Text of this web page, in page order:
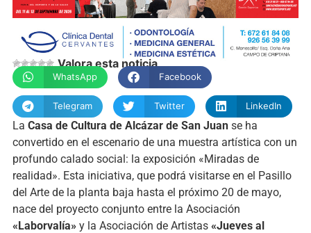
Valora esta noticia
WhatsApp Facebook
Telegram Twitter LinkedIn
La Casa de Cultura de Alcázar de San Juanse ha
convertido en el escenario de una muestra artística con un
profundo calado social: la exposición «Miradas de
realidad». Esta iniciativa, que podrá visitarse en el Pasillo
del Arte de la planta baja hasta el próximo 20 de mayo,
nace del proyecto conjunto entre la Asociación
«Laborvalía»y la Asociación de Artistas «Jueves al